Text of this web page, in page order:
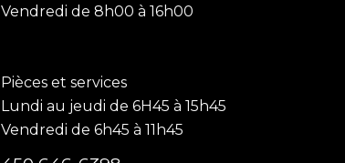
Vendredi de 8h00 à 16h00
Pièces et services
Lundi au jeudi de 6H45 à 15h45
Vendredi de 6h45 à 11h45